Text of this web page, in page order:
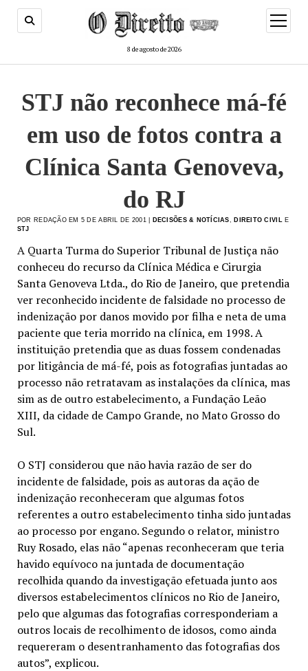
8 de agosto de 2026
menu
de
STJ não reconhece má-fé
em uso de fotos contra a
Clínica Santa Genoveva,
do RJ
POR REDAÇÃO EM 5 DE ABRIL DE 2001 | DECISÕES & NOTÍCIAS DIREITO CIVIL
E
STJ
A Quarta Turma do Superior Tribunal de Justiça não
conheceu do recurso da Clínica Médica e Cirurgia
Santa Genoveva Ltda., do Rio de Janeiro, que pretendia
ver reconhecido incidente de falsidade no processo de
indenização por danos movido por filha e neta de uma
paciente que teria morrido na clínica, em 1998. A
instituição pretendia que as duas fossem condenadas
por litigância de má-fé, pois as fotografias juntadas ao
processo não retratavam as instalações da clínica, mas
sim as de outro estabelecimento, a Fundação Leão
XIII, da cidade de Campo Grande, no Mato Grosso do
Sul.
O STJ considerou que não havia razão de ser do
incidente de falsidade, pois as autoras da ação de
indenização reconheceram que algumas fotos
referentes a outro estabelecimento tinha sido juntadas
ao processo por engano. Segundo o relator, ministro
Ruy Rosado, elas não “apenas reconheceram que teria
havido equívoco na juntada de documentação
recolhida quando da investigação efetuada junto aos
diversos estabelecimentos clínicos no Rio de Janeiro,
pelo que algumas das fotografias corresponderiam a
outros locais de recolhimento de idosos, como ainda
requereram o desentranhamento das fotografias dos
autos”, explicou.